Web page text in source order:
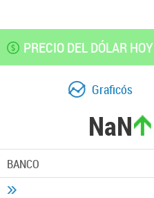
PRECIO DEL DÓLAR HOY
Graficós
NaN
BANCO